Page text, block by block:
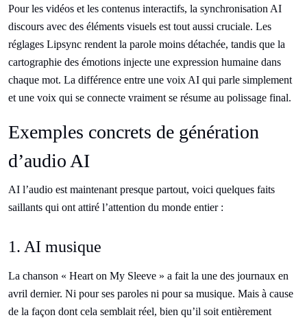
Pour les vidéos et les contenus interactifs, la synchronisation AI
discours avec des éléments visuels est tout aussi cruciale. Les
réglages Lipsync rendent la parole moins détachée, tandis que la
cartographie des émotions injecte une expression humaine dans
chaque mot. La différence entre une voix AI qui parle simplement
et une voix qui se connecte vraiment se résume au polissage final.
Exemples concrets de génération
d’audio AI
AI l’audio est maintenant presque partout, voici quelques faits
saillants qui ont attiré l’attention du monde entier :
1. AI musique
La chanson « Heart on My Sleeve » a fait la une des journaux en
avril dernier. Ni pour ses paroles ni pour sa musique. Mais à cause
de la façon dont cela semblait réel, bien qu’il soit entièrement